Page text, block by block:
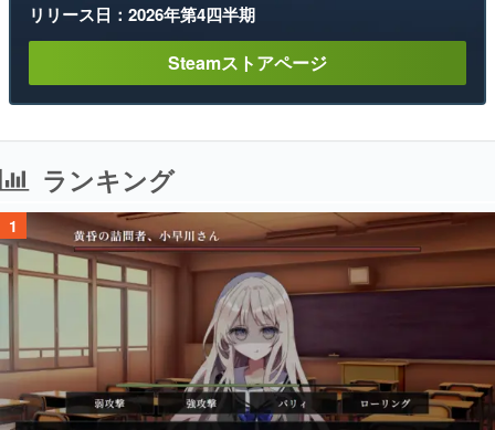
リリース日：2026年第4四半期
Steamストアページ
ランキング
1